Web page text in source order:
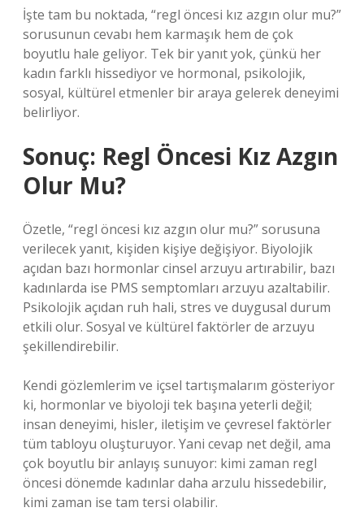
İşte tam bu noktada, “regl öncesi kız azgın olur mu?”
sorusunun cevabı hem karmaşık hem de çok
boyutlu hale geliyor. Tek bir yanıt yok, çünkü her
kadın farklı hissediyor ve hormonal, psikolojik,
sosyal, kültürel etmenler bir araya gelerek deneyimi
belirliyor.
Sonuç: Regl Öncesi Kız Azgın
Olur Mu?
Özetle, “regl öncesi kız azgın olur mu?” sorusuna
verilecek yanıt, kişiden kişiye değişiyor. Biyolojik
açıdan bazı hormonlar cinsel arzuyu artırabilir, bazı
kadınlarda ise PMS semptomları arzuyu azaltabilir.
Psikolojik açıdan ruh hali, stres ve duygusal durum
etkili olur. Sosyal ve kültürel faktörler de arzuyu
şekillendirebilir.
Kendi gözlemlerim ve içsel tartışmalarım gösteriyor
ki, hormonlar ve biyoloji tek başına yeterli değil;
insan deneyimi, hisler, iletişim ve çevresel faktörler
tüm tabloyu oluşturuyor. Yani cevap net değil, ama
çok boyutlu bir anlayış sunuyor: kimi zaman regl
öncesi dönemde kadınlar daha arzulu hissedebilir,
kimi zaman ise tam tersi olabilir.